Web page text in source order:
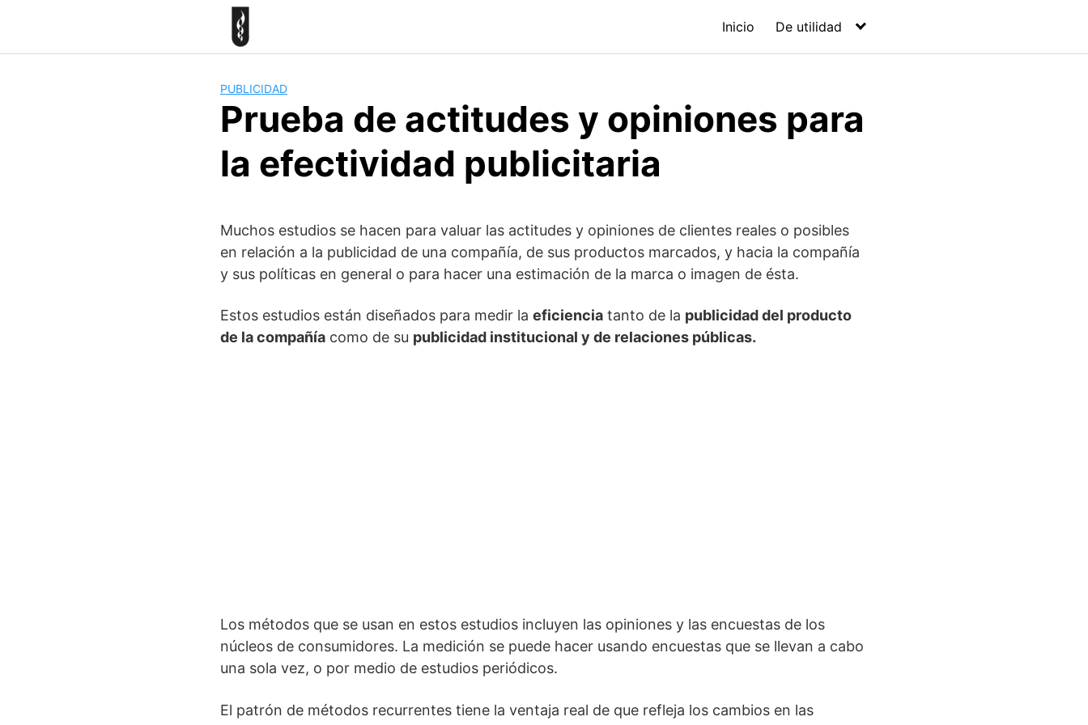
Inicio De utilidad
PUBLICIDAD
Prueba de actitudes y opiniones para
la efectividad publicitaria
Muchos estudios se hacen para valuar las actitudes y opiniones de clientes reales o posibles
en relación a la publicidad de una compañía, de sus productos marcados, y hacia la compañía
y sus políticas en general o para hacer una estimación de la marca o imagen de ésta.
Estos estudios están diseñados para medir la eficiencia tanto de la publicidad del producto
de la compañía como de su publicidad institucional y de relaciones públicas.
Los métodos que se usan en estos estudios incluyen las opiniones y las encuestas de los
núcleos de consumidores. La medición se puede hacer usando encuestas que se llevan a cabo
una sola vez, o por medio de estudios periódicos.
El patrón de métodos recurrentes tiene la ventaja real de que refleja los cambios en las